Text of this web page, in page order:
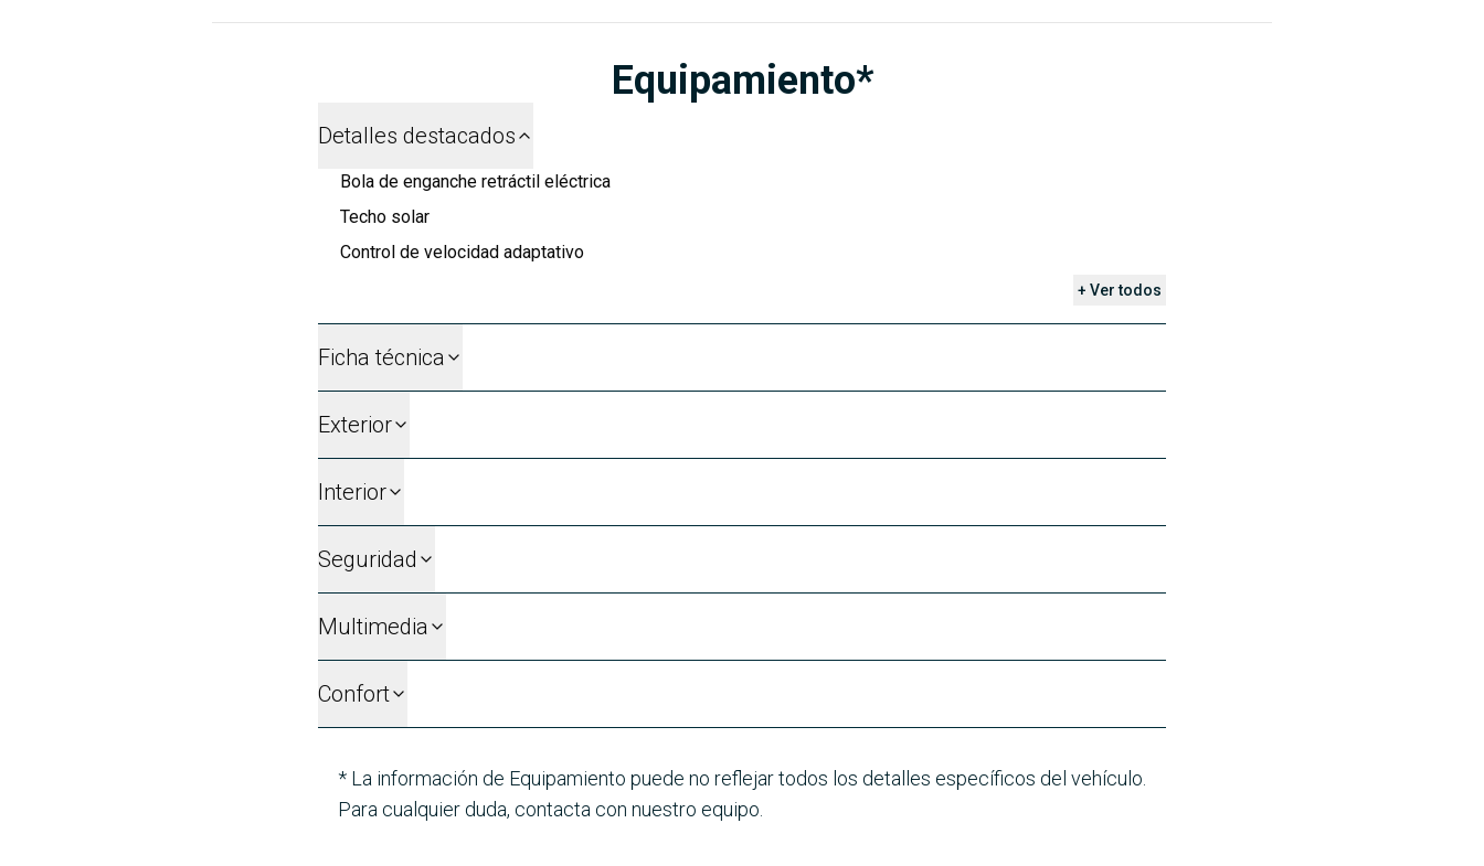
Equipamiento*
Detalles destacados
Bola de enganche retráctil eléctrica
Techo solar
Control de velocidad adaptativo
+ Ver todos
Ficha técnica
Exterior
Interior
Seguridad
Multimedia
Confort
* La información de Equipamiento puede no reflejar todos los detalles específicos del vehículo.
Para cualquier duda, contacta con nuestro equipo.